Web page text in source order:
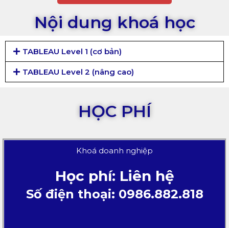
Nội dung khoá học
TABLEAU Level 1 (cơ bản)
TABLEAU Level 2 (nâng cao)
HỌC PHÍ
Khoá doanh nghiệp
Học phí: Liên hệ
Số điện thoại: 0986.882.818